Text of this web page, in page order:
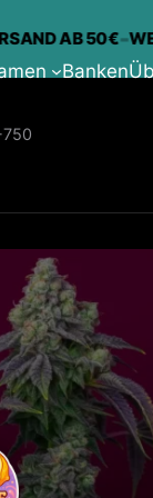
AB 50€-
Banken